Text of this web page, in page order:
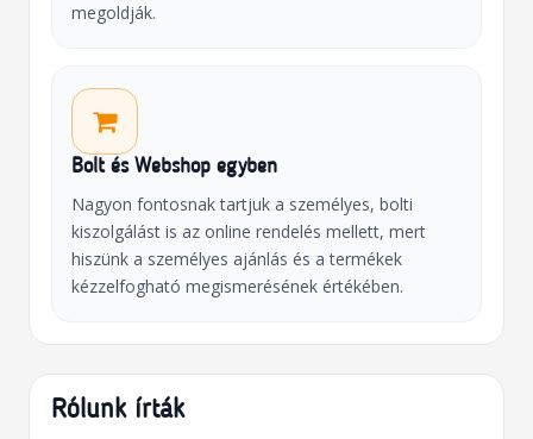
megoldják.
Bolt és Webshop egyben
Nagyon fontosnak tartjuk a személyes, bolti
kiszolgálást is az online rendelés mellett, mert
hiszünk a személyes ajánlás és a termékek
kézzelfogható megismerésének értékében.
Rólunk írták